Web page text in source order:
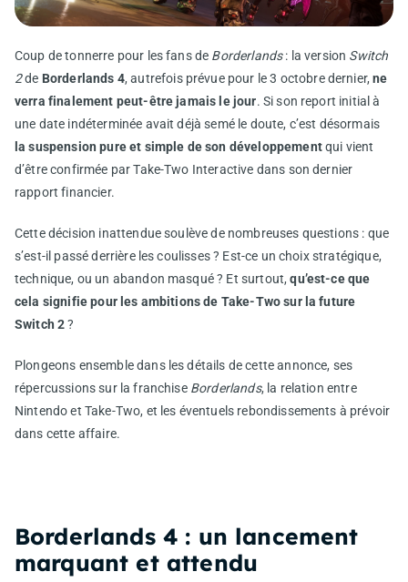
Coup de tonnerre pour les fans de Borderlands: la version Switch
2de Borderlands 4, autrefois prévue pour le 3 octobre dernier,ne
verra finalement peut-être jamais le jour. Si son report initial à
une date indéterminée avait déjà semé le doute, c’est désormais
la suspension pure et simple de son développementqui vient
d’être confirmée par Take-Two Interactive dans son dernier
rapport financier.
Cette décision inattendue soulève de nombreuses questions : que
s’est-il passé derrière les coulisses ? Est-ce un choix stratégique,
technique, ou un abandon masqué ? Et surtout,qu’est-ce que
cela signifie pour les ambitions de Take-Two sur la future
Switch 2?
Plongeons ensemble dans les détails de cette annonce, ses
répercussions sur la franchise Borderlands, la relation entre
Nintendo et Take-Two, et les éventuels rebondissements à prévoir
dans cette affaire.
Borderlands 4 : un lancement
marquant et attendu